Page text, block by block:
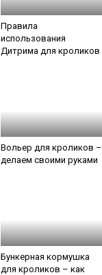
Правила
использования
Дитрима для кроликов
Вольер для кроликов –
делаем своими руками
Бункерная кормушка
для кроликов – как